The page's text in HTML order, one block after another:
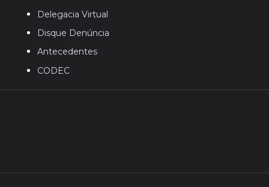
Delegacia Virtual
Disque Denúncia
Antecedentes
CODEC